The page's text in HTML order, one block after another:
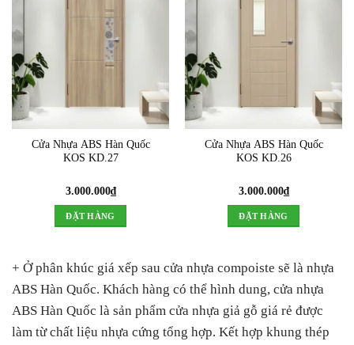
Cửa Nhựa ABS Hàn Quốc
KOS KD.27
3.000.000₫
ĐẶT HÀNG
Cửa Nhựa ABS Hàn Quốc
KOS KD.26
3.000.000₫
ĐẶT HÀNG
+ Ở phân khúc giá xếp sau cửa nhựa compoiste sẽ là nhựa
ABS Hàn Quốc. Khách hàng có thể hình dung, cửa nhựa
ABS Hàn Quốc là sản phẩm cửa nhựa giả gỗ giá rẻ được
làm từ chất liệu nhựa cứng tổng hợp. Kết hợp khung thép